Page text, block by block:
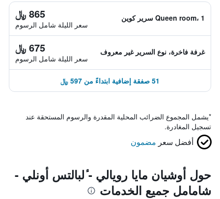
Queen room، 1 سرير كوين 865 ﷼
سعر الليلة شامل الرسوم
غرفة فاخرة، نوع السرير غير معروف 675 ﷼
سعر الليلة شامل الرسوم
51 صفقة إضافية ابتداءً من 597 ﷼
*يشمل المجموع الضرائب المحلية المقدرة والرسوم المستحقة عند
تسجيل المغادرة.
أفضل سعر مضمون
حول أوشيان مايا رويالي - ٔلبالتس أونلي -
شامامل جميع الخدمات